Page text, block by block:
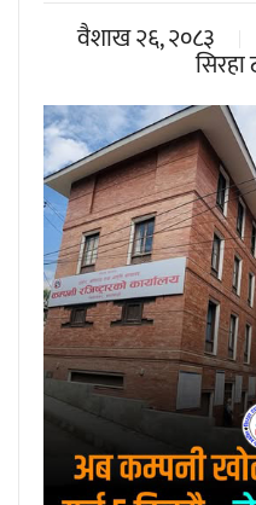
वैशाख २६, २०८३
सिरहा